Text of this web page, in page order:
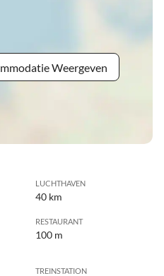
Weergeven
LUCHTHAVEN
40 km
RESTAURANT
100 m
TREINSTATION